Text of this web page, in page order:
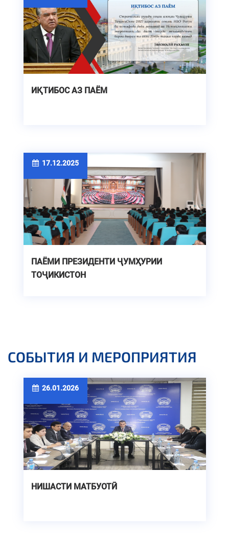
ИҚТИБОС АЗ ПАЁМ
17.12.2025
ПАЁМИ ПРЕЗИДЕНТИ ҶУМҲУРИИ
ТОҶИКИСТОН
СОБЫТИЯ И МЕРОПРИЯТИЯ
26.01.2026
НИШАСТИ МАТБУОТӢ